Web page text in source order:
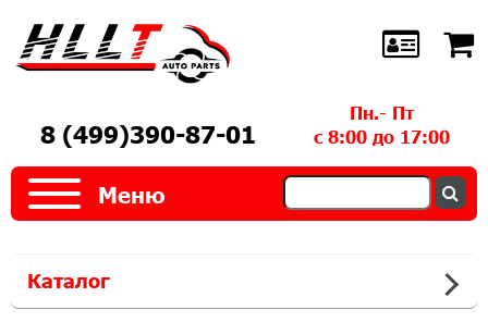
8 (499)390-87-01
Пн.- Пт
с 8:00 до 17:00
Меню
Каталог